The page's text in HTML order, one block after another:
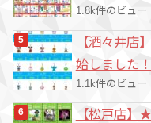
1.8k件のビュー
【酒々井店
始しました！
1.1k件のビュー
【松戸店】